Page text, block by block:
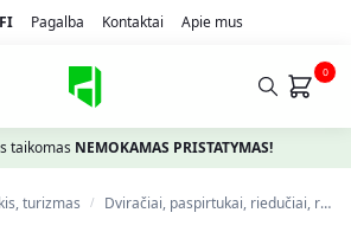
FI Pagalba Kontaktai Apie mus
0
taikomas NEMOKAMAS PRISTATYMAS!
turizmas / Dviračiai, paspirtukai, riedučiai, riedlentės